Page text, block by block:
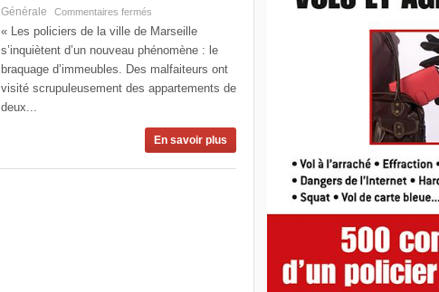
Générale Commentaires fermés
« Les policiers de la ville de Marseille
s’inquiètent d’un nouveau phénomène : le
braquage d’immeubles. Des malfaiteurs ont
visité scrupuleusement des appartements de
deux...
En savoir plus